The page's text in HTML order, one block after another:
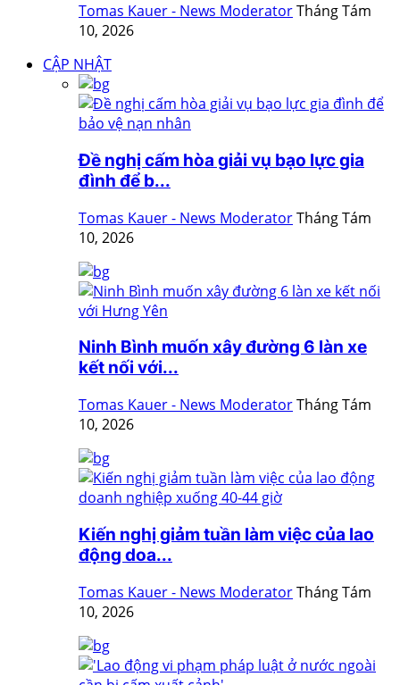
Tomas Kauer - News ModeratorTháng Tám
10, 2026
CẬP NHẬT
Đề nghị cấm hòa giải vụ bạo lực gia
đình để b...
Tomas Kauer - News ModeratorTháng Tám
10, 2026
Ninh Bình muốn xây đường 6 làn xe
kết nối với...
Tomas Kauer - News ModeratorTháng Tám
10, 2026
Kiến nghị giảm tuần làm việc của lao
động doa...
Tomas Kauer - News ModeratorTháng Tám
10, 2026